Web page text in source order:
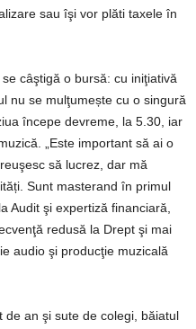
sau îşi vor plăti taxele în
câştigă o bursă: cu iniţiativă
nu se mulţumește cu o singură
începe devreme, la 5.30, iar
„Este important să ai o
să lucrez, dar mă
Sunt masterand în primul
Audit şi expertiză financiară,
redusă la Drept şi mai
audio şi producţie muzicală
an şi sute de colegi, băiatul